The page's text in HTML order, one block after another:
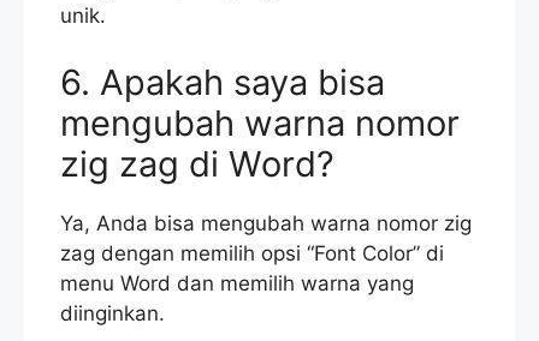
unik.
6. Apakah saya bisa
mengubah warna nomor
zig zag di Word?
Ya, Anda bisa mengubah warna nomor zig
zag dengan memilih opsi “Font Color” di
menu Word dan memilih warna yang
diinginkan.